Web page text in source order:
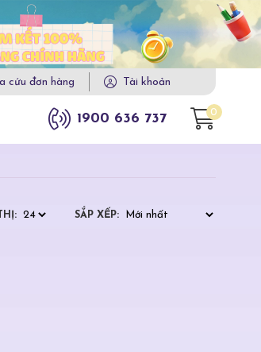
cứu đơn hàng Tài khoản
1900 636 737 0
SẮP XẾP: